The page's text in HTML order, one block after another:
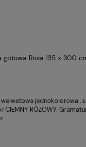
gotowa Rosa 135 x 300
welwetowa jednokolorowa ,
CIEMNY RÓŻOWY.